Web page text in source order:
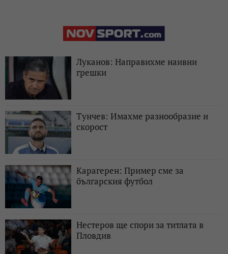
Луканов: Направихме наивни
грешки
Тунчев: Имахме разнообразие и
скорост
Карагерен: Пример сме за
българския футбол
Нестеров ще спори за титлата в
Пловдив